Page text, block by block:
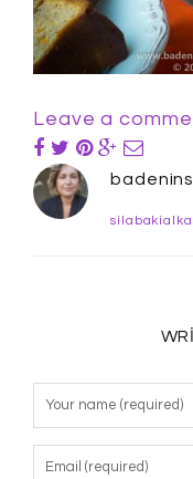
Leave a